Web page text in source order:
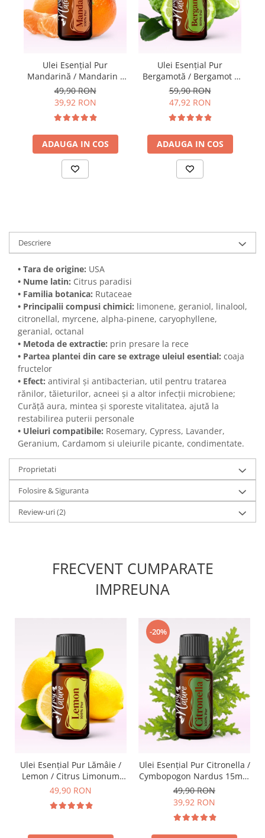
Ulei Esenţial Pur
Mandarină / Mandarin /
Citrus Reticulata 15ml -
Aromaterapie Sigura |
nJoy Nature
49,90 RON
39,92 RON
ADAUGA IN COS
Ulei Esențial Pur
Bergamotă / Bergamot /
Citrus Aur Bergamia 15ml
- Aromaterapie Sigura |
nJoy Nature
59,90 RON
47,92 RON
ADAUGA IN COS
Descriere
• Tara de origine: USA
• Nume latin: Citrus paradisi
• Familia botanica: Rutaceae
• Principalii compusi chimici: limonene, geraniol, linalool,
citronellal, myrcene, alpha-pinene, caryophyllene,
geranial, octanal
• Metoda de extractie: prin presare la rece
• Partea plantei din care se extrage uleiul esential: coaja
fructelor
• Efect: antiviral și antibacterian, util pentru tratarea
rănilor, tăieturilor, acneei și a altor infecții microbiene;
Curăță aura, mintea și sporeste vitalitatea, ajută la
restabilirea puterii personale
• Uleiuri compatibile: Rosemary, Cypress, Lavander,
Geranium, Cardamom si uleiurile picante, condimentate.
Proprietati
Folosire & Siguranta
Review-uri(2)
FRECVENT CUMPARATE
IMPREUNA
Ulei Esenţial Pur Lămâie /
Lemon / Citrus Limonum
15ml - Aromaterapie Sigura
49,90 RON
-20%
Ulei Esenţial Pur Citronella /
Cymbopogon Nardus 15ml -
Aromaterapie Sigura | nJoy
Nature
49,90 RON
39,92 RON